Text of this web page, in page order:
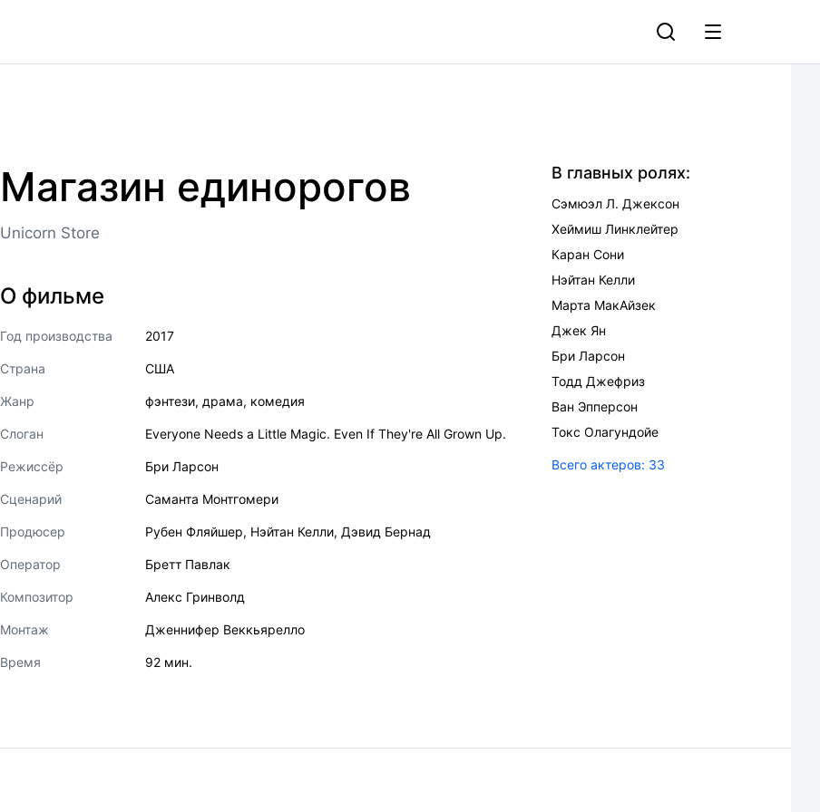
Магазин единорогов
Unicorn Store
О фильме
Год производства 2017
Страна США
Жанр фэнтези, драма, комедия
Слоган Everyone Needs a Little Magic. Even If They're All Grown Up.
Режиссёр Бри Ларсон
Сценарий Саманта Монтгомери
Продюсер Рубен Фляйшер, Нэйтан Келли, Дэвид Бернад
Оператор Бретт Павлак
Композитор Алекс Гринволд
Монтаж Дженнифер Веккьярелло
Время 92 мин.
В главных ролях:
Сэмюэл Л. Джексон
Хеймиш Линклейтер
Каран Сони
Нэйтан Келли
Марта МакАйзек
Джек Ян
Бри Ларсон
Тодд Джефриз
Ван Эпперсон
Токс Олагундойе
Всего актеров: 33